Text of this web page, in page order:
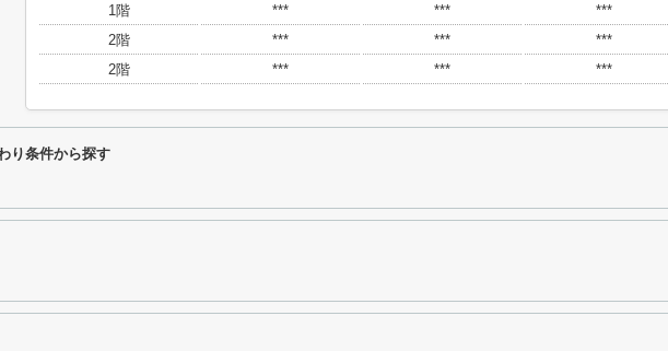
1階
*** *** ***
2階
*** *** ***
2階
*** *** ***
り条件から探す